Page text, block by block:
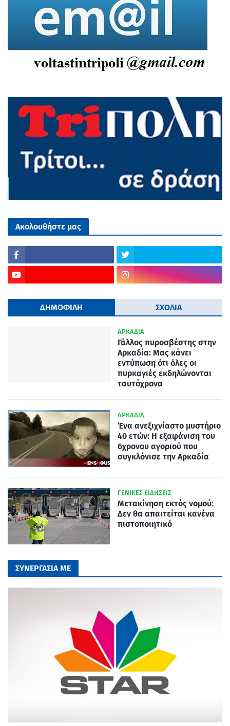
Ακολουθήστε μας
ΔΗΜΟΦΙΛΗ ΣΧΟΛΙΑ
ΑΡΚΑΔΙΑ
Γάλλος πυροσβέστης στην
Αρκαδία: Μας κάνει
εντύπωση ότι όλες οι
πυρκαγιές εκδηλώνονται
ταυτόχρονα
ΑΡΚΑΔΙΑ
Ένα ανεξιχνίαστο μυστήριο
40 ετών: Η εξαφάνιση του
6χρονου αγοριού που
συγκλόνισε την Αρκαδία
ΓΕΝΙΚΕΣ ΕΙΔΗΣΕΙΣ
Μετακίνηση εκτός νομού:
Δεν θα απαιτείται κανένα
πιστοποιητικό
ΣΥΝΕΡΓΑΣΙΑ ΜΕ